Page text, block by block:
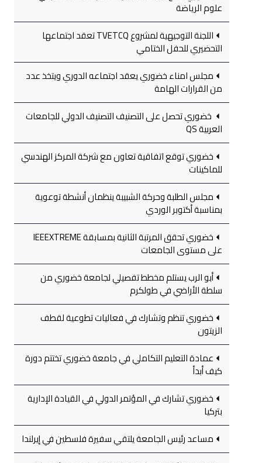
علوم الرياضة
اللجنة التوجيهية لمشروع TVETCQ تعقد اجتماعها
التحضيري للحفل الختامي
مجلس امناء خضوري يعقد اجتماعه الدوري ويتخذ عدد
من القرارات الهامة
خضوري تحصل على التصنيف التصنيف الدولي للجامعات
العربية QS
خضوري توقع اتفاقية تعاون مع شركة المركز الهندسي
للماكينات
مجلس الطلبة وحركة الشبيبة ينظمان أنشطة توعوية
بمناسبة أكتوبر الوردي
خضوري تحقق المرتبة الثانية بمسابقة IEEEXTREME
على مستوى الجامعات
أبو الرب يستلم مخطط تفصيلي لجامعة خضوري من
سلطة الأراضي في طولكرم
خضوري تنظم وتشارك في فعاليات تطوعية لقطف
الزيتون
عمادة التعليم التكاملي في جامعة خضوري تختتم دورة
كيف أبدأ
خضوري تشارك في المؤتمر الدولي في القيادة الإدارية
بتركيا
مساعد رئيس الجامعة يلتقي سفيرة فلسطين في إيرلندا